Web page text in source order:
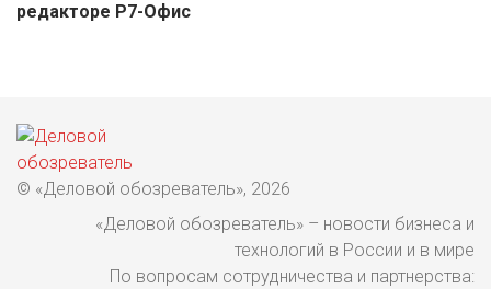
редакторе Р7-Офис
© «Деловой обозреватель», 2026
«Деловой обозреватель» – новости бизнеса и
технологий в России и в мире
По вопросам сотрудничества и партнерства: